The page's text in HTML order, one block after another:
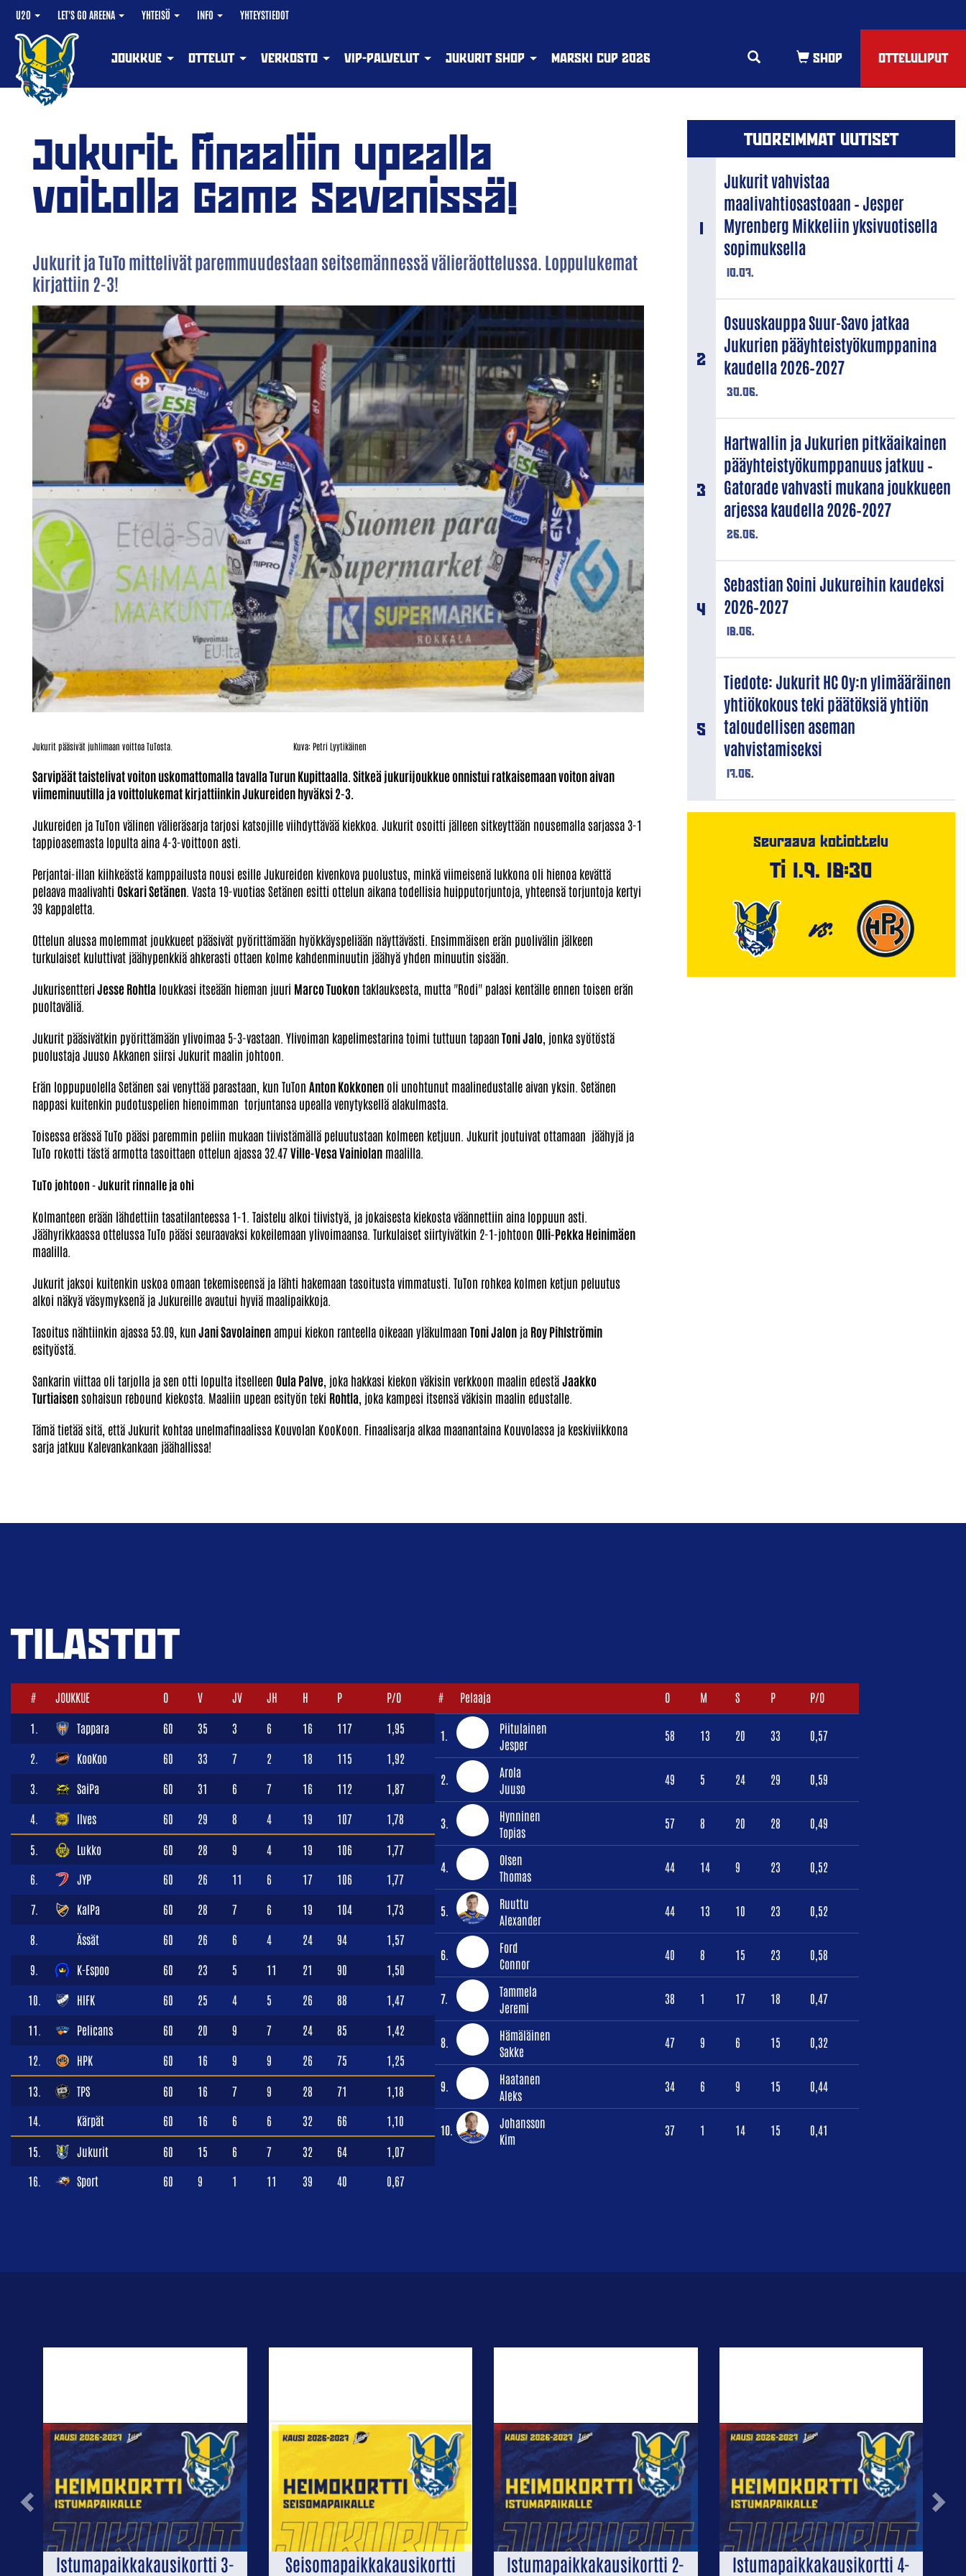
U20 LET'S GO AREENA YHTEISÖ INFO YHTEYSTIEDOT
OTTELULIPUT
JOUKKUE OTTELUT VERKOSTO VIP-PALVELUT JUKURIT SHOP MARSKI CUP 2026
Jukurit finaaliin upealla
voitolla Game Sevenissä!
Jukurit ja TuTo mittelivät paremmuudestaan seitsemännessä välieräottelussa. Loppulukemat
kirjattiin 2-3!
Jukurit pääsivät juhlimaan voittoa TuTosta. Kuva: Petri Lyytikäinen
Sarvipäät taistelivat voiton uskomattomalla tavalla Turun Kupittaalla. Sitkeä jukurijoukkue onnistui ratkaisemaan voiton aivan
viimeminuutilla ja voittolukemat kirjattiinkin Jukureiden hyväksi 2-3.
Jukureiden ja TuTon välinen välieräsarja tarjosi katsojille viihdyttävää kiekkoa. Jukurit osoitti jälleen sitkeyttään nousemalla sarjassa 3-1
tappioasemasta lopulta aina 4-3-voittoon asti.
Perjantai-illan kiihkeästä kamppailusta nousi esille Jukureiden kivenkova puolustus, minkä viimeisenä lukkona oli hienoa kevättä
pelaava maalivahti Oskari Setänen . Vasta 19-vuotias Setänen esitti ottelun aikana todellisia huipputorjuntoja, yhteensä torjuntoja kertyi
39 kappaletta.
Ottelun alussa molemmat joukkueet pääsivät pyörittämään hyökkäyspeliään näyttävästi. Ensimmäisen erän puolivälin jälkeen
turkulaiset kuluttivat jäähypenkkiä ahkerasti ottaen kolme kahdenminuutin jäähyä yhden minuutin sisään.
JukurisentteriJesse Rohtla loukkasi itseään hieman juuri Marco Tuokontaklauksesta, mutta "Rodi" palasi kentälle ennen toisen erän
puoltaväliä.
Jukurit pääsivätkin pyörittämään ylivoimaa 5-3-vastaan. Ylivoiman kapelimestarina toimi tuttuun tapaanToni Jalo , jonka syötöstä
puolustaja Juuso Akkanen siirsi Jukurit maalin johtoon.
Erän loppupuolella Setänen sai venyttää parastaan, kun TuTon Anton Kokkonen oli unohtunut maalinedustalle aivan yksin. Setänen
nappasi kuitenkin pudotuspelien hienoimman torjuntansa upealla venytyksellä alakulmasta.
Toisessa erässä TuTo pääsi paremmin peliin mukaan tiivistämällä peluutustaan kolmeen ketjuun. Jukurit joutuivat ottamaan jäähyjä ja
TuTo rokotti tästä armotta tasoittaen ottelun ajassa 32.47Ville-Vesa Vainiolan maalilla.
TuTo johtoon - Jukurit rinnalle ja ohi
Kolmanteen erään lähdettiin tasatilanteessa 1-1. Taistelu alkoi tiivistyä, ja jokaisesta kiekosta väännettiin aina loppuun asti.
Jäähyrikkaassa ottelussa TuTo pääsi seuraavaksi kokeilemaan ylivoimaansa. Turkulaiset siirtyivätkin 2-1-johtoon Olli-Pekka Heinimäen
maalilla.
Jukurit jaksoi kuitenkin uskoa omaan tekemiseensä ja lähti hakemaan tasoitusta vimmatusti. TuTon rohkea kolmen ketjun peluutus
alkoi näkyä väsymyksenä ja Jukureille avautui hyviä maalipaikkoja.
Tasoitus nähtiinkin ajassa 53.09, kunJani Savolainen ampui kiekon ranteella oikeaan yläkulmaan Toni Jalon ja Roy Pihlströmin
esityöstä.
Sankarin viittaa oli tarjolla ja sen otti lopulta itselleen Oula Palve , joka hakkasi kiekon väkisin verkkoon maalin edestäJaakko
Turtiaisensohaisun rebound kiekosta. Maaliin upean esityön teki Rohtla , joka kampesi itsensä väkisin maalin edustalle.
Tämä tietää sitä, että Jukurit kohtaa unelmafinaalissa Kouvolan KooKoon. Finaalisarja alkaa maanantaina Kouvolassa ja keskiviikkona
sarja jatkuu Kalevankankaan jäähallissa!
TUOREIMMAT UUTISET
10.07.
Jukurit vahvistaa
maalivahtiosastoaan – Jesper
Myrenberg Mikkeliin yksivuotisella
sopimuksella
30.06.
Osuuskauppa Suur-Savo jatkaa
Jukurien pääyhteistyökumppanina
kaudella 2026–2027
26.06.
Hartwallin ja Jukurien pitkäaikainen
pääyhteistyökumppanuus jatkuu –
Gatorade vahvasti mukana joukkueen
arjessa kaudella 2026–2027
18.06.
Sebastian Soini Jukureihin kaudeksi
2026–2027
17.06.
Tiedote: Jukurit HC Oy:n ylimääräinen
yhtiökokous teki päätöksiä yhtiön
taloudellisen aseman
vahvistamiseksi
Seuraava kotiottelu
Ti 1.9. 18:30
VS.
TILASTOT
# JOUKKUE O V JV JH H P P/O
1. Tappara 60 35 3 6 16 117 1,95
2. KooKoo 60 33 7 2 18 115 1,92
3. SaiPa 60 31 6 7 16 112 1,87
4. Ilves 60 29 8 4 19 107 1,78
5. Lukko 60 28 9 4 19 106 1,77
6. JYP 60 26 11 6 17 106 1,77
7. KalPa 60 28 7 6 19 104 1,73
8. Ässät 60 26 6 4 24 94 1,57
9. K-Espoo 60 23 5 11 21 90 1,50
10. HIFK 60 25 4 5 26 88 1,47
11. Pelicans 60 20 9 7 24 85 1,42
12. HPK 60 16 9 9 26 75 1,25
13. TPS 60 16 7 9 28 71 1,18
14. Kärpät 60 16 6 6 32 66 1,10
15. Jukurit 60 15 6 7 32 64 1,07
16. Sport 60 9 1 11 39 40 0,67
# Pelaaja O M S P P/O
1.
Piitulainen
Jesper
58 13 20 33 0,57
2.
Arola
Juuso
49 5 24 29 0,59
3.
Hynninen
Topias
57 8 20 28 0,49
4.
Olsen
Thomas
44 14 9 23 0,52
5.
Ruuttu
Alexander
44 13 10 23 0,52
6.
Ford
Connor
40 8 15 23 0,58
7.
Tammela
Jeremi
38 1 17 18 0,47
8.
Hämäläinen
Sakke
47 9 6 15 0,32
9.
Haatanen
Aleks
34 6 9 15 0,44
10.
Johansson
Kim
37 1 14 15 0,41
Istumapaikkakausikortti 3-
Seisomapaikkakausikortti
Istumapaikkakausikortti 2-
Istumapaikkakausikortti 4-
Previous